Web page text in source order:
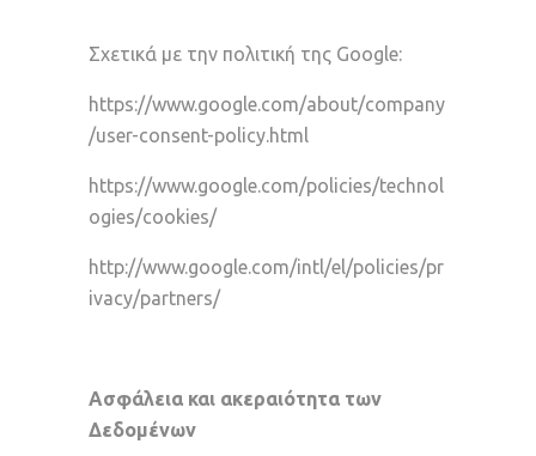
Σχετικά με την πολιτική της Google:
https://www.google.com/about/company
/user-consent-policy.html
https://www.google.com/policies/technol
ogies/cookies/
http://www.google.com/intl/el/policies/pr
ivacy/partners/
Ασφάλεια και ακεραιότητα των
Δεδομένων